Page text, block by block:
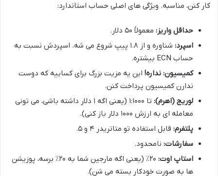
کار کنن، مناسبه. ویژگی های اصلی حساب استاندارد:
حداقل واریز: معمولاً ۵۰ دلار.
اسپرد:
شناوره و از ۱.۸ پیپ شروع می شه. اسپردش نسبت به
حساب ECN بیشتره.
کمیسیون: نداره! این یه مزیت بزرگ برای کساییه که دوست
ندارن کمیسیون پرداخت کنن.
لوریج (اهرم):
تا ۱:۱۰۰۰ (یعنی اگه ۱ دلار داشته باشی، می تونی
معامله ای به ارزش ۱۰۰۰ دلار باز کنی).
پلتفرم: قابل استفاده تو متاتریدر ۴ و ۵.
سفارشات: نامحدود.
استاپ اوت:
۲۰٪ (یعنی اگه مارجین شما به ۲۰٪ برسه، پوزیشن
ها به صورت خودکار بسته می شن).